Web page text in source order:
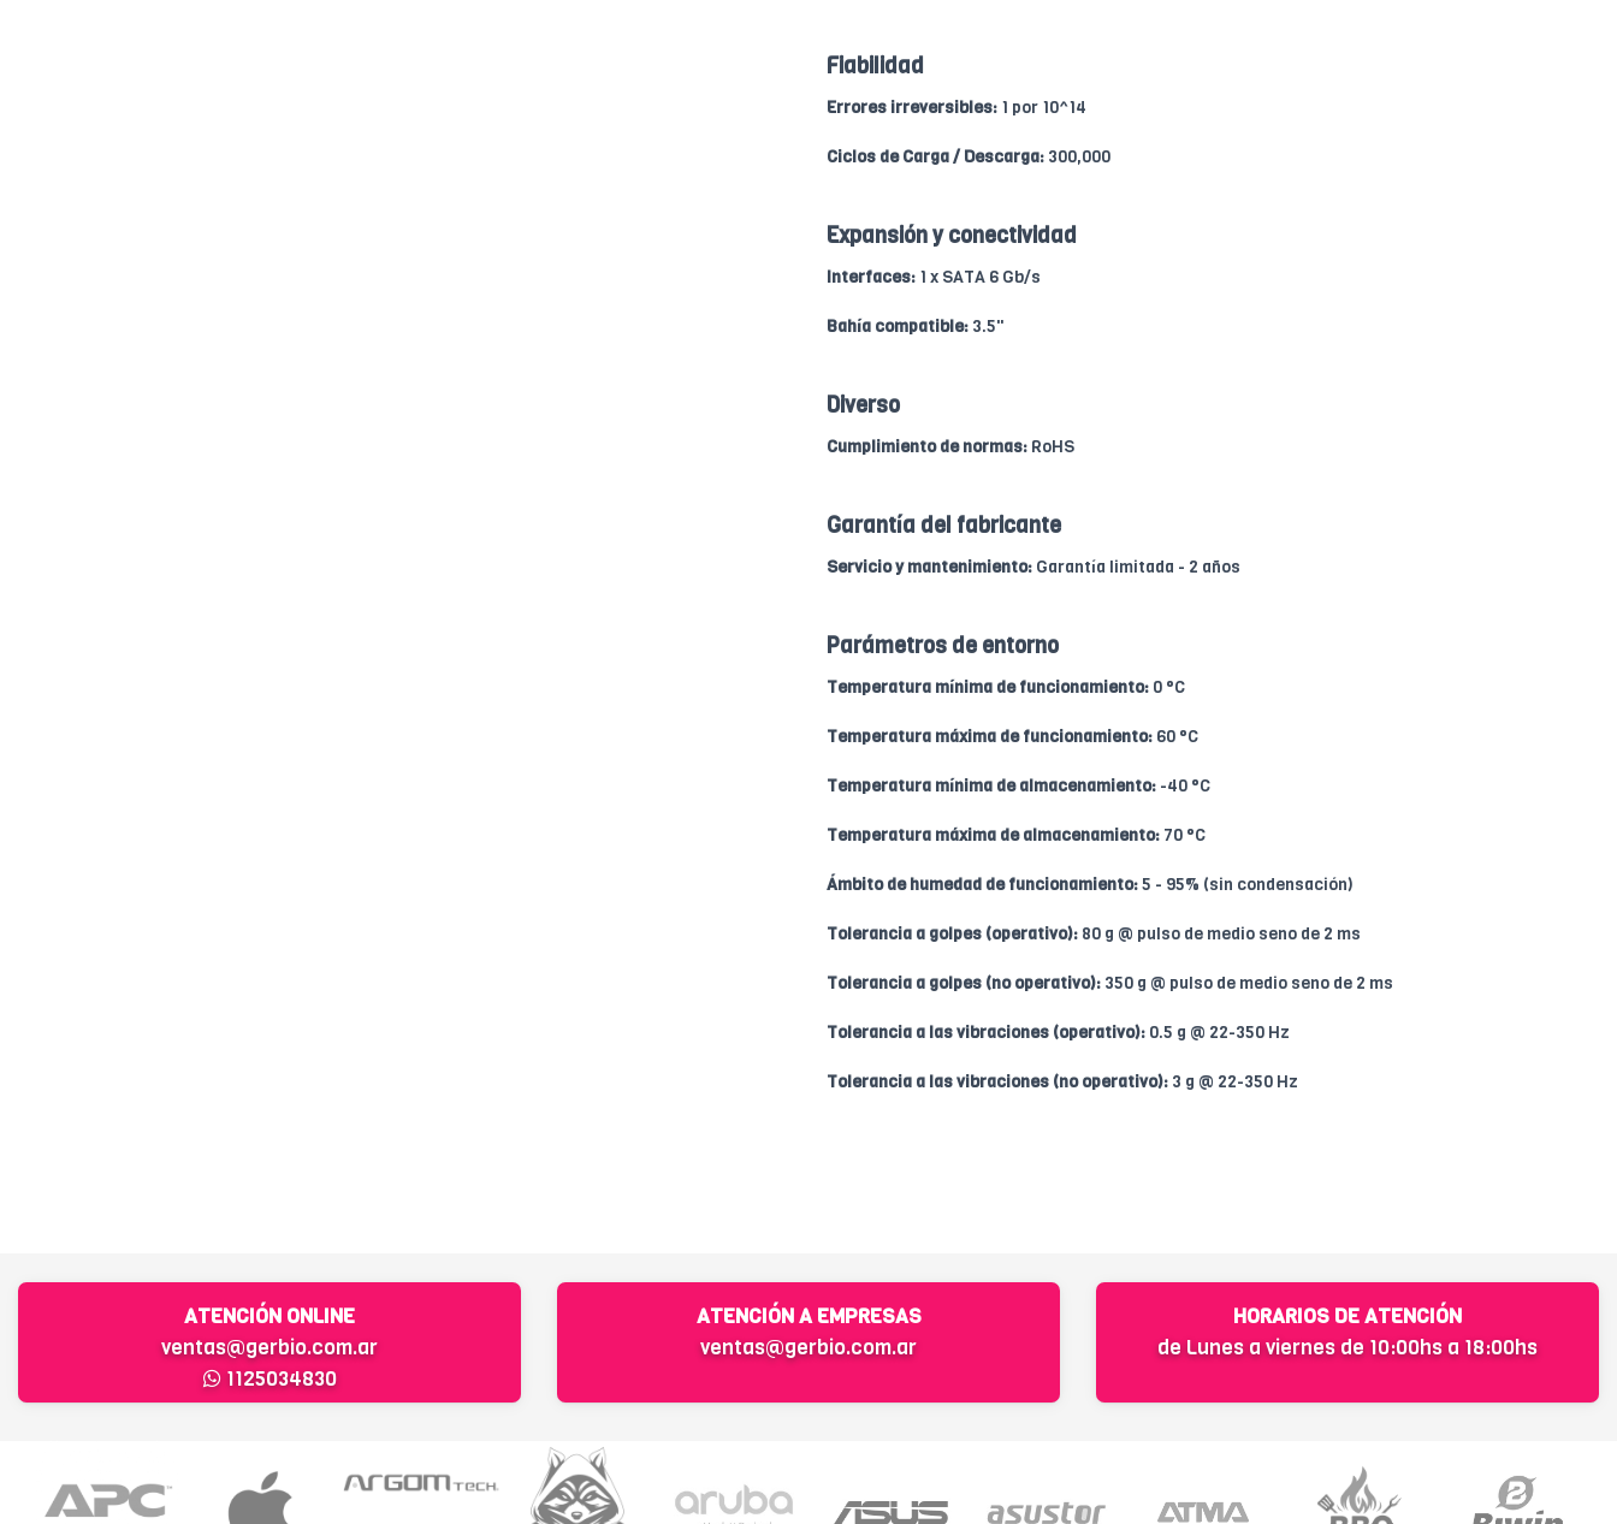
Fiabilidad
Errores irreversibles: 1 por 10^14
Ciclos de Carga / Descarga: 300,000
Expansión y conectividad
Interfaces: 1 x SATA 6 Gb/s
Bahía compatible: 3.5"
Diverso
Cumplimiento de normas: RoHS
Garantía del fabricante
Servicio y mantenimiento: Garantía limitada - 2 años
Parámetros de entorno
Temperatura mínima de funcionamiento: 0 °C
Temperatura máxima de funcionamiento: 60 °C
Temperatura mínima de almacenamiento: -40 °C
Temperatura máxima de almacenamiento: 70 °C
Ámbito de humedad de funcionamiento:5 - 95% (sin condensación)
Tolerancia a golpes (operativo): 80 g @ pulso de medio seno de 2 ms
Tolerancia a golpes (no operativo): 350 g @ pulso de medio seno de 2 ms
Tolerancia a las vibraciones (operativo): 0.5 g @ 22-350 Hz
Tolerancia a las vibraciones (no operativo): 3 g @ 22-350 Hz
ATENCIÓN ONLINE
ventas@gerbio.com.ar
1125034830
ATENCIÓN A EMPRESAS
ventas@gerbio.com.ar
HORARIOS DE ATENCIÓN
de Lunes a viernes de 10:00hs a 18:00hs